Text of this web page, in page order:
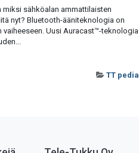
sähköalan ammattilaisten
nyt? Bluetooth-ääniteknologia on
vaiheeseen. Uusi Auracast™-teknologia
TT pedia